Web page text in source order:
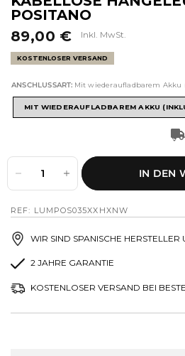
POSITANO
89,00 €
Inkl. MwSt.
KOSTENLOSER VERSAND
ANSCHLUSSART: Mit wiederaufladbarem Akku
MIT WIEDERAUFLADBAREM AKKU
IN DEN
REF: LUMPOS035XXHXNW
WIR SIND SPANISCHE HERSTELLER
2 JAHRE GARANTIE
KOSTENLOSER VERSAND BEI